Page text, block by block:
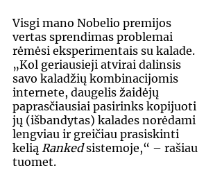
Visgi mano Nobelio premijos
vertas sprendimas problemai
rėmėsi eksperimentais su kalade.
„Kol geriausieji atvirai dalinsis
savo kaladžių kombinacijomis
internete, daugelis žaidėjų
paprasčiausiai pasirinks kopijuoti
jų (išbandytas) kalades norėdami
lengviau ir greičiau prasiskinti
kelią Ranked sistemoje,“ – rašiau
tuomet.